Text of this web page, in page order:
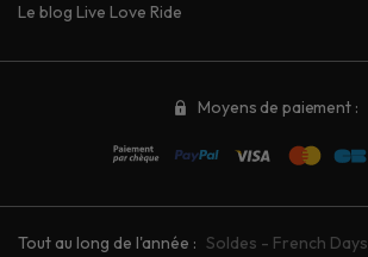
Le blog Live Love Ride
Moyens de paiement :
Tout au long de l'année : Soldes - French Days